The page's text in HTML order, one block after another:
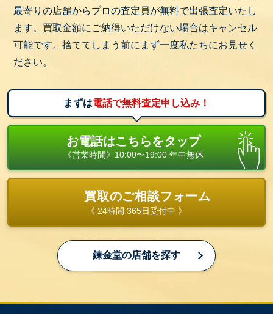
最寄りの店舗からプロの査定員が無料で出張査定いたし
ます。買取金額にご納得いただけない場合はキャンセル
可能です。捨ててしまう前にまず一度私たちにお見せく
ださい。
まずは電話で無料査定申し込み！
お電話はこちらをタップ
《営業時間》10:00〜19:00 年中無休
買取のご相談フォーム
《 24時間 365日受付中 》
錬金堂の店舗を探す